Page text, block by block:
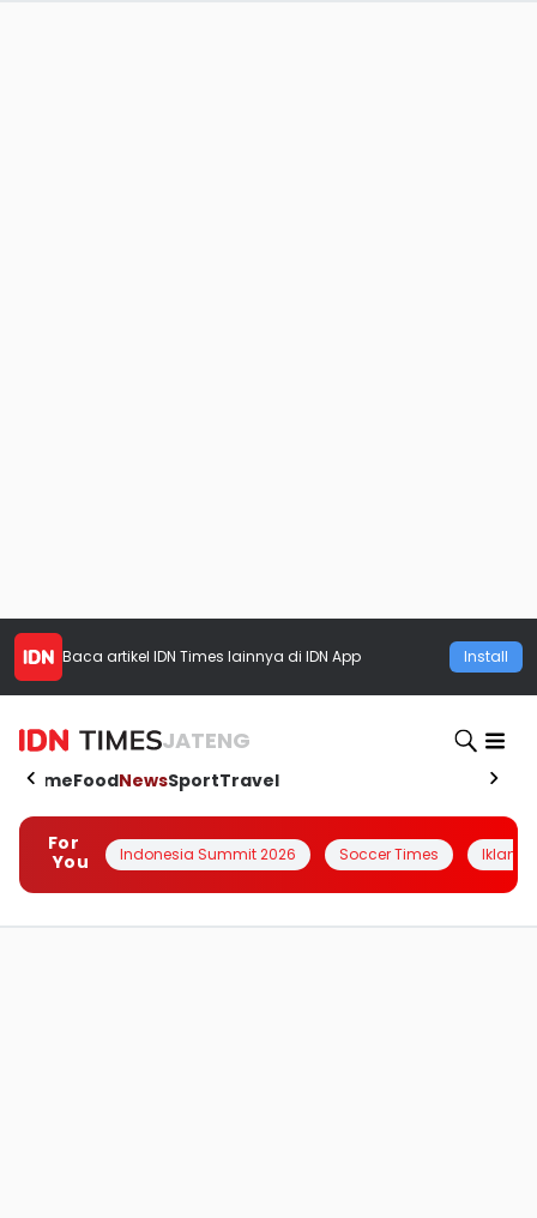
Baca artikel IDN Times lainnya di IDN App Install
JATENG
HomeFoodNewsSportTravel
For
You
Indonesia Summit 2026 Soccer Times Iklanin